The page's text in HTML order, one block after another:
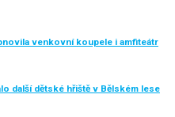
venkovní koupele i amfiteátr
další dětské hřiště v Bělském lese